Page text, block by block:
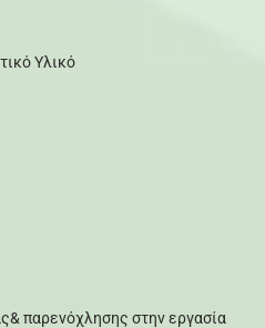
Υλικό
παρενόχλησης στην εργασία